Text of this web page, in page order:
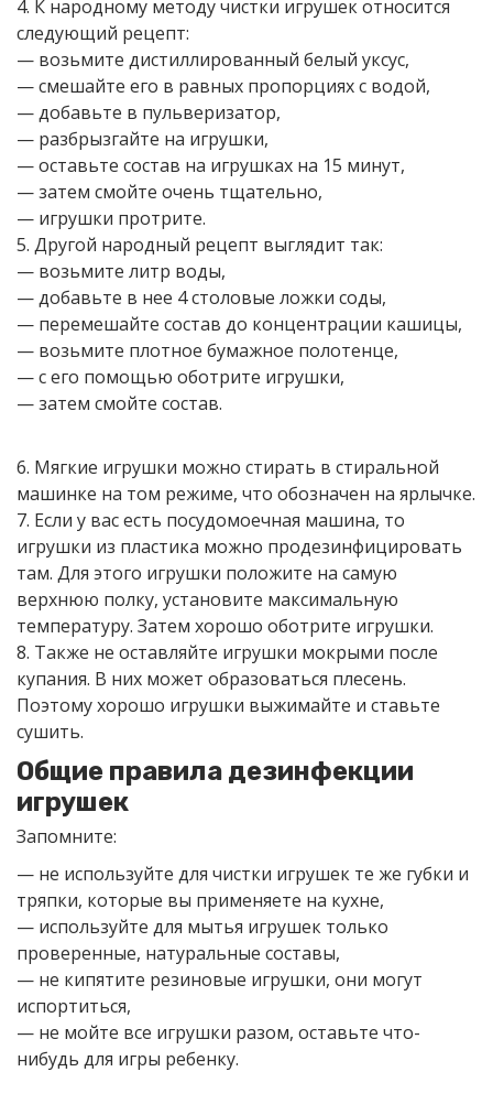
4. К народному методу чистки игрушек относится
следующий рецепт:
— возьмите дистиллированный белый уксус,
— смешайте его в равных пропорциях с водой,
— добавьте в пульверизатор,
— разбрызгайте на игрушки,
— оставьте состав на игрушках на 15 минут,
— затем смойте очень тщательно,
— игрушки протрите.
5. Другой народный рецепт выглядит так:
— возьмите литр воды,
— добавьте в нее 4 столовые ложки соды,
— перемешайте состав до концентрации кашицы,
— возьмите плотное бумажное полотенце,
— с его помощью оботрите игрушки,
— затем смойте состав.
6. Мягкие игрушки можно стирать в стиральной
машинке на том режиме, что обозначен на ярлычке.
7. Если у вас есть посудомоечная машина, то
игрушки из пластика можно продезинфицировать
там. Для этого игрушки положите на самую
верхнюю полку, установите максимальную
температуру. Затем хорошо оботрите игрушки.
8. Также не оставляйте игрушки мокрыми после
купания. В них может образоваться плесень.
Поэтому хорошо игрушки выжимайте и ставьте
сушить.
Общие правила дезинфекции
игрушек
Запомните:
— не используйте для чистки игрушек те же губки и
тряпки, которые вы применяете на кухне,
— используйте для мытья игрушек только
проверенные, натуральные составы,
— не кипятите резиновые игрушки, они могут
испортиться,
— не мойте все игрушки разом, оставьте что-
нибудь для игры ребенку.